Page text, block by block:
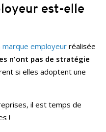
est-elle
marque employeur réalisée
n'ont pas de stratégie
si elles adoptent une
il est temps de
!